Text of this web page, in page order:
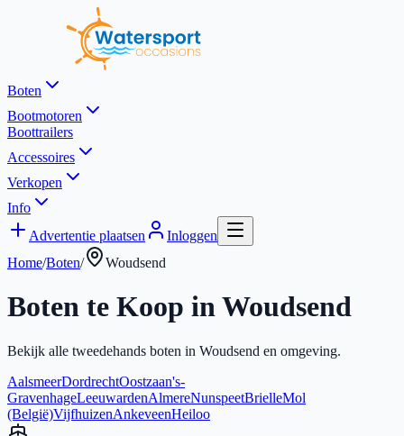
Boten
Bootmotoren
Boottrailers
Accessoires
Verkopen
Info
Advertentie plaatsen
Inloggen
Home/Boten/ Woudsend
Boten te Koop inWoudsend
Bekijk alle tweedehands boten in Woudsend en omgeving.
AalsmeerDordrechtOostzaan's-
GravenhageLeeuwardenAlmereNunspeetBrielleMol
(België)VijfhuizenAnkeveenHeiloo